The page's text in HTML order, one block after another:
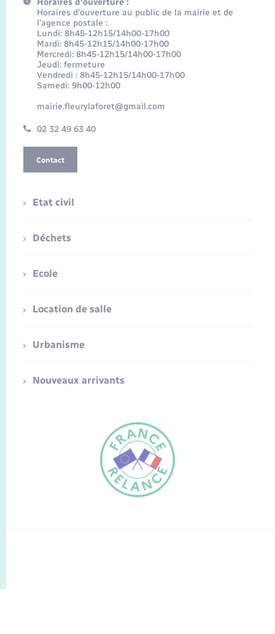
FR
Horaires d'ouverture :
Horaires d’ouverture au public de la mairie et de
l’agence postale :
Lundi: 8h45-12h15/14h00-17h00
Mardi: 8h45-12h15/14h00-17h00
Mercredi: 8h45-12h15/14h00-17h00
Jeudi: fermeture
Vendredi : 8h45-12h15/14h00-17h00
Samedi: 9h00-12h00
mairie.fleurylaforet@gmail.com
02 32 49 63 40
Contact
Etat civil
Déchets
Ecole
Location de salle
Urbanisme
Nouveaux arrivants